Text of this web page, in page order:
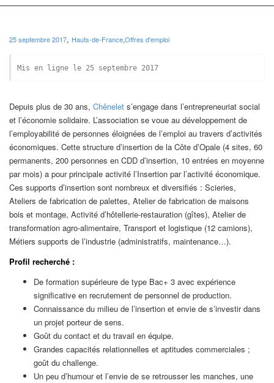
25 septembre 2017, Hauts-de-France,Offres d'emploi
Mis en ligne le 25 septembre 2017
Depuis plus de 30 ans, Chênelet s’engage dans l’entrepreneuriat social
et l’économie solidaire. L’association se voue au développement de
l’employabilité de personnes éloignées de l’emploi au travers d’activités
économiques. Cette structure d’insertion de la Côte d’Opale (4 sites, 60
permanents, 200 personnes en CDD d’insertion, 10 entrées en moyenne
par mois) a pour principale activité l’Insertion par l’activité économique.
Ces supports d’insertion sont nombreux et diversifiés : Scieries,
Ateliers de fabrication de palettes, Atelier de fabrication de maisons
bois et montage, Activité d’hôtellerie-restauration (gîtes), Atelier de
transformation agro-alimentaire, Transport et logistique (12 camions),
Métiers supports de l’industrie (administratifs, maintenance…).
Profil recherché :
De formation supérieure de type Bac+ 3 avec expérience
significative en recrutement de personnel de production.
Connaissance du milieu de l’insertion et envie de s’investir dans
un projet porteur de sens.
Goût du contact et du travail en équipe.
Grandes capacités relationnelles et aptitudes commerciales ;
goût du challenge.
Un peu d’humour et l’envie de se retrousser les manches, une